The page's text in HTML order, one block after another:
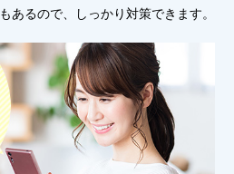
もあるので、しっかり対策できます。